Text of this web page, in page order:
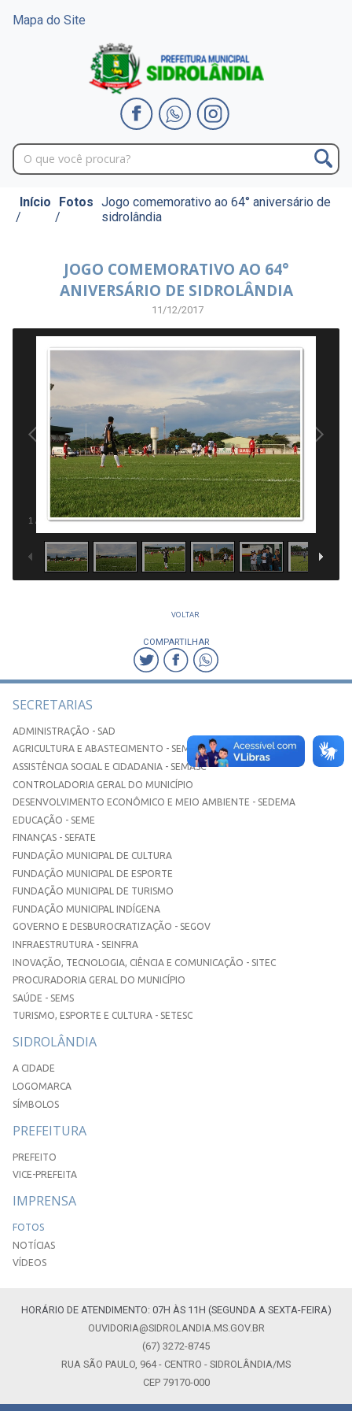
Mapa do Site
Início
/
Fotos
/
Jogo comemorativo ao 64° aniversário de
sidrolândia
JOGO COMEMORATIVO AO 64°
ANIVERSÁRIO DE SIDROLÂNDIA
11/12/2017
1 / 95
VOLTAR
COMPARTILHAR
SECRETARIAS
ADMINISTRAÇÃO - SAD
AGRICULTURA E ABASTECIMENTO - SEMAA
ASSISTÊNCIA SOCIAL E CIDADANIA - SEMASC
CONTROLADORIA GERAL DO MUNICÍPIO
DESENVOLVIMENTO ECONÔMICO E MEIO AMBIENTE - SEDEMA
EDUCAÇÃO - SEME
FINANÇAS - SEFATE
FUNDAÇÃO MUNICIPAL DE CULTURA
FUNDAÇÃO MUNICIPAL DE ESPORTE
FUNDAÇÃO MUNICIPAL DE TURISMO
FUNDAÇÃO MUNICIPAL INDÍGENA
GOVERNO E DESBUROCRATIZAÇÃO - SEGOV
INFRAESTRUTURA - SEINFRA
INOVAÇÃO, TECNOLOGIA, CIÊNCIA E COMUNICAÇÃO - SITEC
PROCURADORIA GERAL DO MUNICÍPIO
SAÚDE - SEMS
TURISMO, ESPORTE E CULTURA - SETESC
SIDROLÂNDIA
A CIDADE
LOGOMARCA
SÍMBOLOS
PREFEITURA
PREFEITO
VICE-PREFEITA
IMPRENSA
FOTOS
NOTÍCIAS
VÍDEOS
HORÁRIO DE ATENDIMENTO: 07H ÀS 11H (SEGUNDA A SEXTA-FEIRA)
OUVIDORIA@SIDROLANDIA.MS.GOV.BR
(67) 3272-8745
RUA SÃO PAULO, 964 - CENTRO - SIDROLÂNDIA/MS
CEP 79170-000